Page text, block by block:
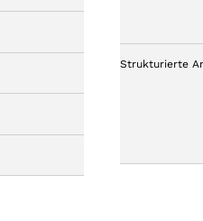
Strukturierte